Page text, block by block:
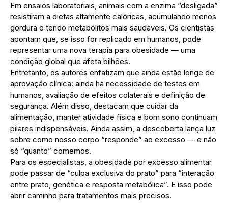
Em ensaios laboratoriais, animais com a enzima “desligada”
resistiram a dietas altamente calóricas, acumulando menos
gordura e tendo metabólitos mais saudáveis. Os cientistas
apontam que, se isso for replicado em humanos, pode
representar uma nova terapia para obesidade — uma
condição global que afeta bilhões.
Entretanto, os autores enfatizam que ainda estão longe de
aprovação clínica: ainda há necessidade de testes em
humanos, avaliação de efeitos colaterais e definição de
segurança. Além disso, destacam que cuidar da
alimentação, manter atividade física e bom sono continuam
pilares indispensáveis. Ainda assim, a descoberta lança luz
sobre como nosso corpo “responde” ao excesso — e não
só “quanto” comemos.
Para os especialistas, a obesidade por excesso alimentar
pode passar de “culpa exclusiva do prato” para “interação
entre prato, genética e resposta metabólica”. E isso pode
abrir caminho para tratamentos mais precisos.